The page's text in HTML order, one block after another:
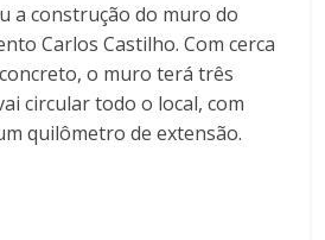
a construção do muro do
Carlos Castilho. Com cerca
o muro terá três
circular todo o local, com
quilômetro de extensão.